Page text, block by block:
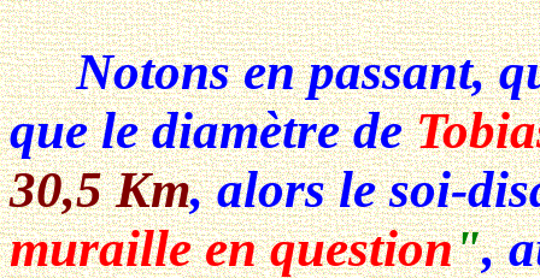
Notons en passant,
que le diamètre de
30,5 Km, alors le soi-
muraille en question",